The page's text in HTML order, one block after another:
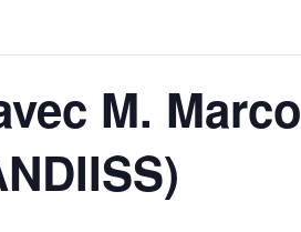
M. Marco